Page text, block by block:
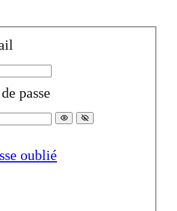
passe
oublié